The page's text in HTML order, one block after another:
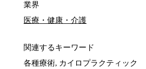
業界
医療・健康・介護
関連するキーワード
各種療術, カイロプラクティック